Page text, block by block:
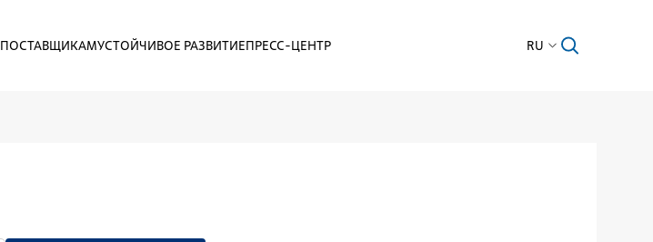
ПОСТАВЩИКАМУСТОЙЧИВОЕ РАЗВИТИЕПРЕСС-ЦЕНТР RU